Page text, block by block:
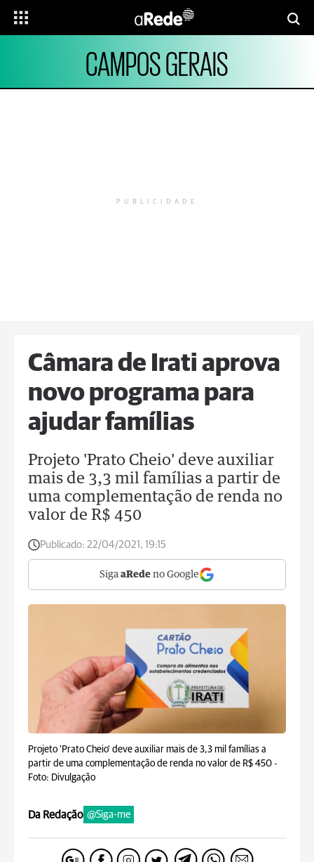
CAMPOS GERAIS
PUBLICIDADE
Câmara de Irati aprova
novo programa para
ajudar famílias
Projeto 'Prato Cheio' deve auxiliar
mais de 3,3 mil famílias a partir de
uma complementação de renda no
valor de R$ 450
Publicado: 22/04/2021, 19:15
Siga aRede no Google
Projeto 'Prato Cheio' deve auxiliar mais de 3,3 mil famílias a
partir de uma complementação de renda no valor de R$ 450 -
Foto: Divulgação
Da Redação @Siga-me